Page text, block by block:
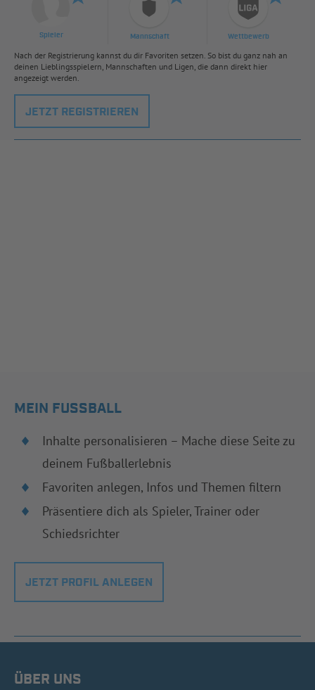
Spieler Mannschaft Wettbewerb
Nach der Registrierung kannst du dir Favoriten setzen. So bist du ganz nah an
deinen Lieblingsspielern, Mannschaften und Ligen, die dann direkt hier
angezeigt werden.
JETZT REGISTRIEREN
MEIN FUSSBALL
Inhalte personalisieren – Mache diese Seite zu
deinem Fußballerlebnis
Favoriten anlegen, Infos und Themen filtern
Präsentiere dich als Spieler, Trainer oder
Schiedsrichter
JETZT PROFIL ANLEGEN
ÜBER UNS